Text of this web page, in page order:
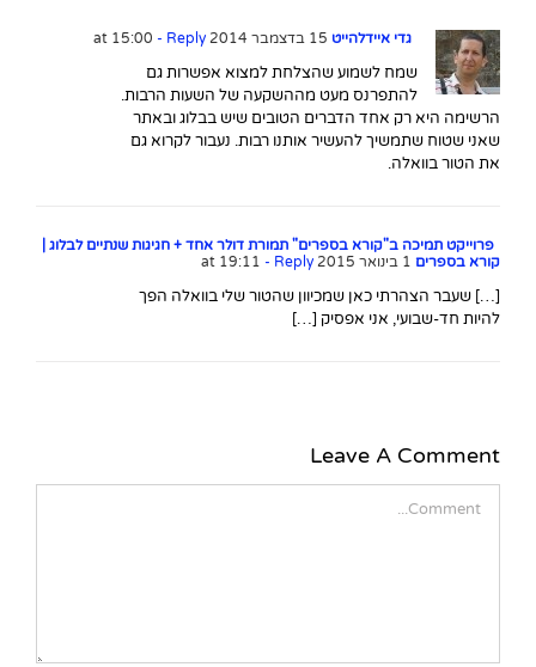
גדי איידלהייט - Reply
שמח לשמוע שהצלחת למצוא אפשרות גם
להתפרנס מעט מההשקעה של השעות הרבות.
הרשימה היא רק אחד הדברים הטובים שיש בבלוג ובאתר
שאני שטוח שתמשיך להעשיר אותנו רבות. נעבור לקרוא גם
את הטור בוואלה.
פרוייקט תמיכה ב"קורא בספרים" תמורת דולר אחד + חגיגות שנתיים לבלוג |
קורא בספרים
- Reply
[…] שעבר הצהרתי כאן שמכיוון שהטור שלי בוואלה הפך
להיות חד-שבועי, אני אפסיק […]
Leave A Comment